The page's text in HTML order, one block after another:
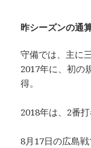
昨シーズンの通
守備では、主に
2017年に、初の
得。
2018年は、2番
8月17日の広島